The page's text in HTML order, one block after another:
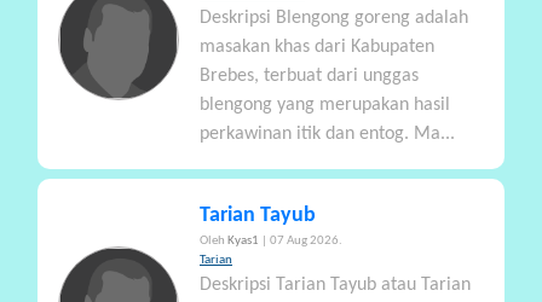
Deskripsi Blengong goreng adalah
masakan khas dari Kabupaten
Brebes, terbuat dari unggas
blengong yang merupakan hasil
perkawinan itik dan entog. Ma...
Tarian Tayub
Oleh Kyas1
| 07 Aug 2026.
Tarian
Deskripsi Tarian Tayub atau Tarian